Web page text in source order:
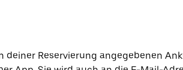
deiner Reservierung angegebenen